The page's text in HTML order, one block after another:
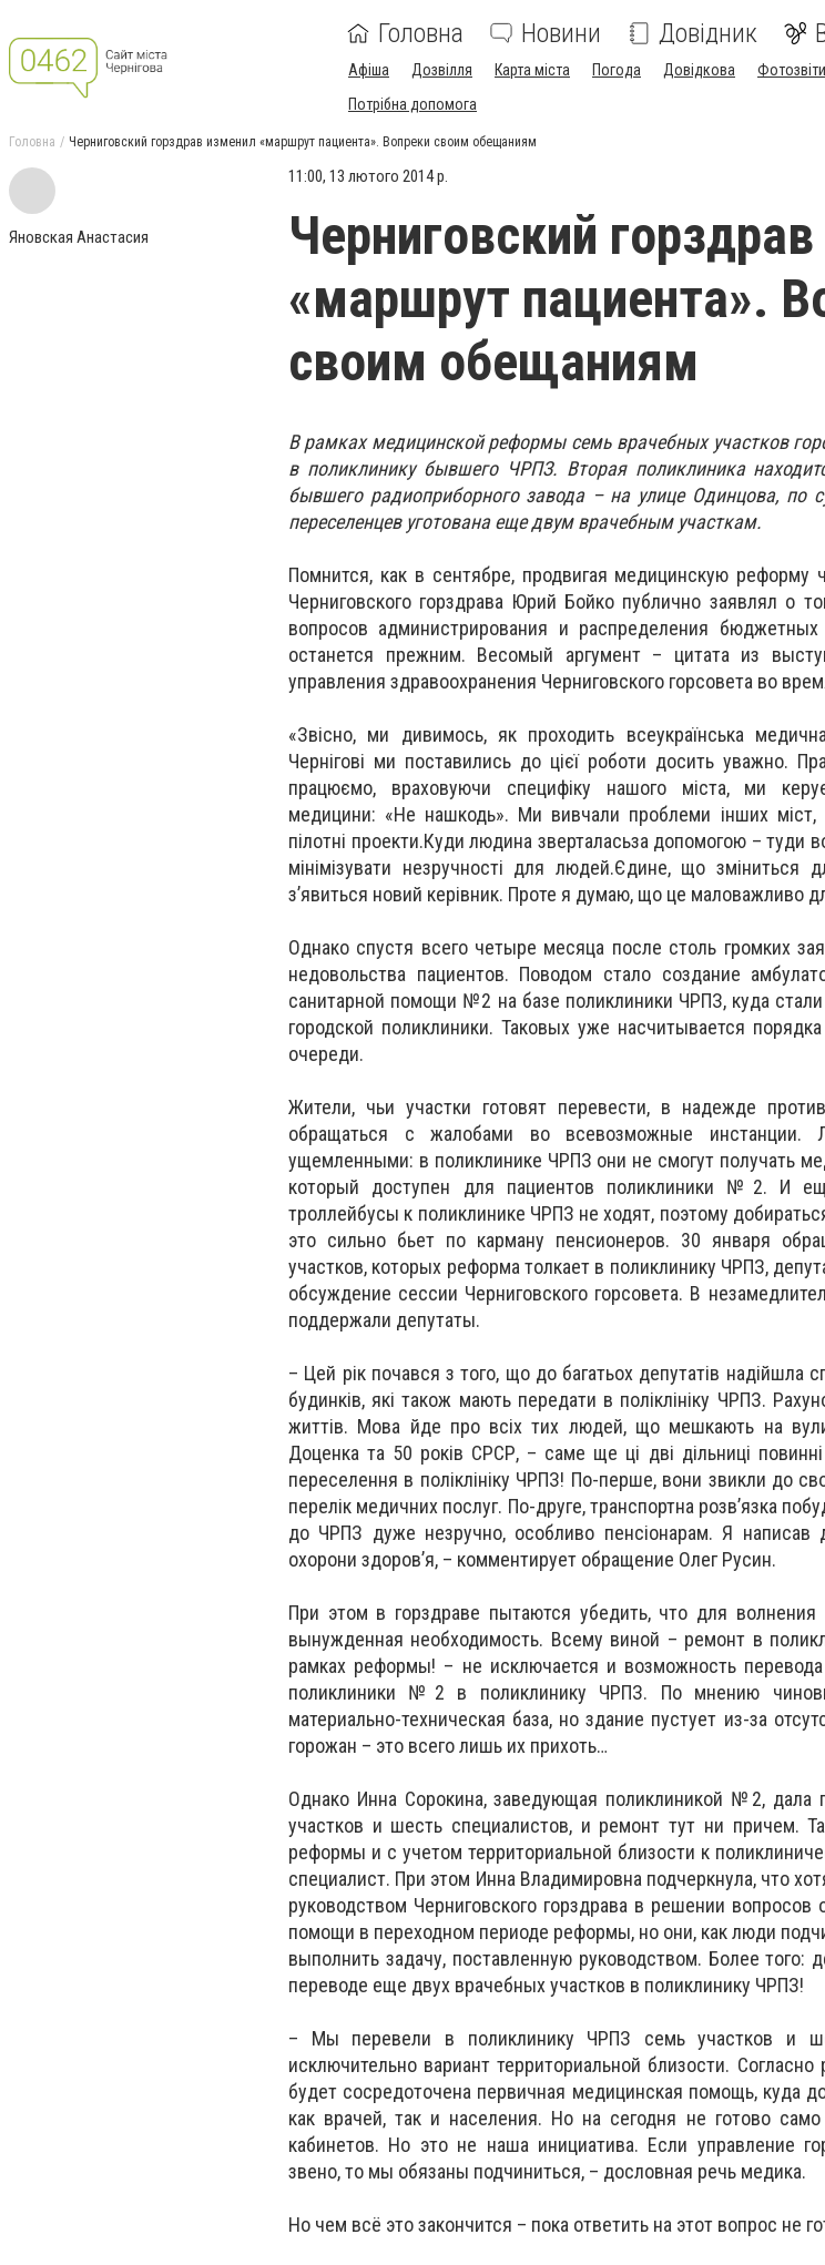
Головна Новини Довідник
Афіша Дозвілля Карта міста Погода Довідкова Фотозвіти
Потрібна допомога
Головна Черниговский горздрав изменил «маршрут пациента». Вопреки своим обещаниям
Яновская Анастасия
11:00, 13 лютого 2014 р.
Черниговский
«маршрут пациента».
своим обещаниям
В рамках медицинской реформы семь врачебных участков
в поликлинику бывшего ЧРПЗ. Вторая поликлиника
бывшего радиоприборного завода – на улице Одинцова, по
переселенцев уготована еще двум врачебным участкам.
Помнится, как в сентябре, продвигая медицинскую реформу
Черниговского горздрава Юрий Бойко публично заявлял о
вопросов администрирования и распределения
останется прежним. Весомый аргумент – цитата из
управления здравоохранения Черниговского горсовета во
«Звісно, ми дивимось, як проходить всеукраїнська
Чернігові ми поставились до цієї роботи досить уважно.
працюємо, враховуючи специфіку нашого міста, ми
медицини: «Не нашкодь». Ми вивчали проблеми інших міст,
пілотні проекти.Куди людина зверталасьза допомогою – туди
мінімізувати незручності для людей.Єдине, що зміниться
з’явиться новий керівник. Проте я думаю, що це маловажливо
Однако спустя всего четыре месяца после столь громких
недовольства пациентов. Поводом стало создание
санитарной помощи №2 на базе поликлиники ЧРПЗ, куда
городской поликлиники. Таковых уже насчитывается
очереди.
Жители, чьи участки готовят перевести, в надежде
обращаться с жалобами во всевозможные инстанции.
ущемленными: в поликлинике ЧРПЗ они не смогут получать
который доступен для пациентов поликлиники №2. И
троллейбусы к поликлинике ЧРПЗ не ходят, поэтому
это сильно бьет по карману пенсионеров. 30 января
участков, которых реформа толкает в поликлинику ЧРПЗ,
обсуждение сессии Черниговского горсовета. В
поддержали депутаты.
– Цей рік почався з того, що до багатьох депутатів надійшла
будинків, які також мають передати в поліклініку ЧРПЗ.
життів. Мова йде про всіх тих людей, що мешкають на
Доценка та 50 років СРСР, – саме ще ці дві дільниці
переселення в поліклініку ЧРПЗ! По-перше, вони звикли до
перелік медичних послуг. По-друге, транспортна розв’язка
до ЧРПЗ дуже незручно, особливо пенсіонарам. Я написав
охорони здоров’я, – комментирует обращение Олег Русин.
При этом в горздраве пытаются убедить, что для
вынужденная необходимость. Всему виной – ремонт в
рамках реформы! – не исключается и возможность
поликлиники №2 в поликлинику ЧРПЗ. По мнению
материально-техническая база, но здание пустует из-за
горожан – это всего лишь их прихоть…
Однако Инна Сорокина, заведующая поликлиникой №2, дала
участков и шесть специалистов, и ремонт тут ни причем.
реформы и с учетом территориальной близости к
специалист. При этом Инна Владимировна подчеркнула, что
руководством Черниговского горздрава в решении вопросов
помощи в переходном периоде реформы, но они, как люди
выполнить задачу, поставленную руководством. Более того:
переводе еще двух врачебных участков в поликлинику ЧРПЗ!
– Мы перевели в поликлинику ЧРПЗ семь участков и
исключительно вариант территориальной близости.
будет сосредоточена первичная медицинская помощь, куда
как врачей, так и населения. Но на сегодня не готово
кабинетов. Но это не наша инициатива. Если управление
звено, то мы обязаны подчиниться, – дословная речь медика.
Но чем всё это закончится – пока ответить на этот вопрос не